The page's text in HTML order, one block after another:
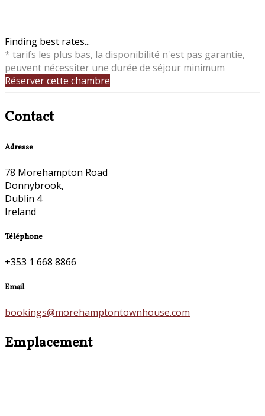
Finding best rates...
* tarifs les plus bas, la disponibilité n'est pas garantie,
peuvent nécessiter une durée de séjour minimum
Réserver cette chambre
Contact
Adresse
78 Morehampton Road
Donnybrook,
Dublin 4
Ireland
Téléphone
+353 1 668 8866
Email
bookings@morehamptontownhouse.com
Emplacement